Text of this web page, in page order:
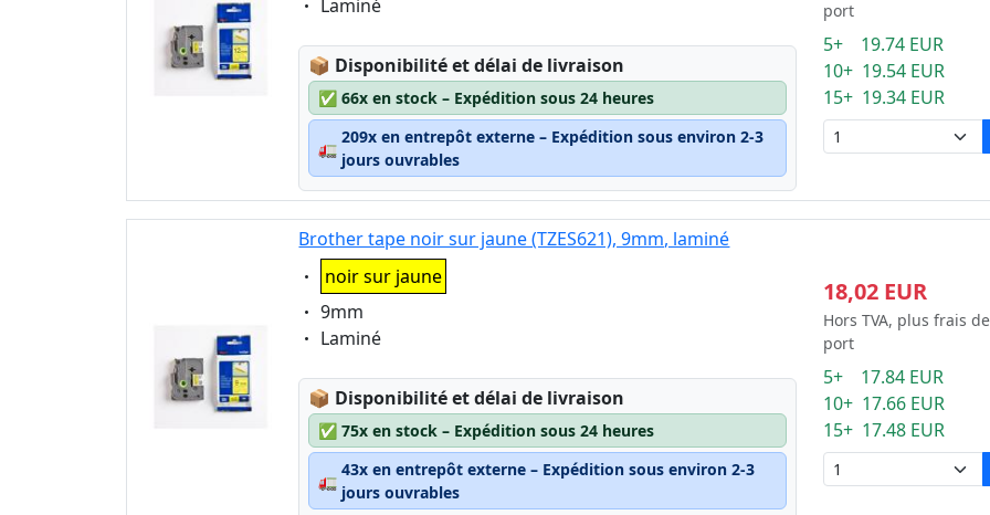
Laminé
📦 Lagerstatus:
Disponibilité et délai de livraison
✅ 66x en stock – Expédition sous 24 heures
🚛
209x en entrepôt externe – Expédition sous environ 2-3
jours ouvrables
port
5+ 19.74 EUR
10+ 19.54 EUR
15+ 19.34 EUR
Brother tape noir sur jaune (TZES621), 9mm, laminé
Eigenschaft:
noir sur jaune
Eigenschaft:
9mm
Eigenschaft:
Laminé
📦 Lagerstatus:
Disponibilité et délai de livraison
✅ 75x en stock – Expédition sous 24 heures
🚛
43x en entrepôt externe – Expédition sous environ 2-3
jours ouvrables
18,02 EUR
Hors TVA, plus frais de
port
5+ 17.84 EUR
10+ 17.66 EUR
15+ 17.48 EUR